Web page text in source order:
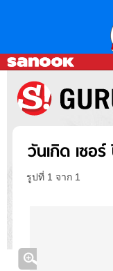
วันเกิด เซอ
รูปที่ 1 จาก 1